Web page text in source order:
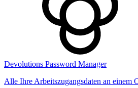
Devolutions Password Manager
Alle Ihre Arbeitszugangsdaten an einem